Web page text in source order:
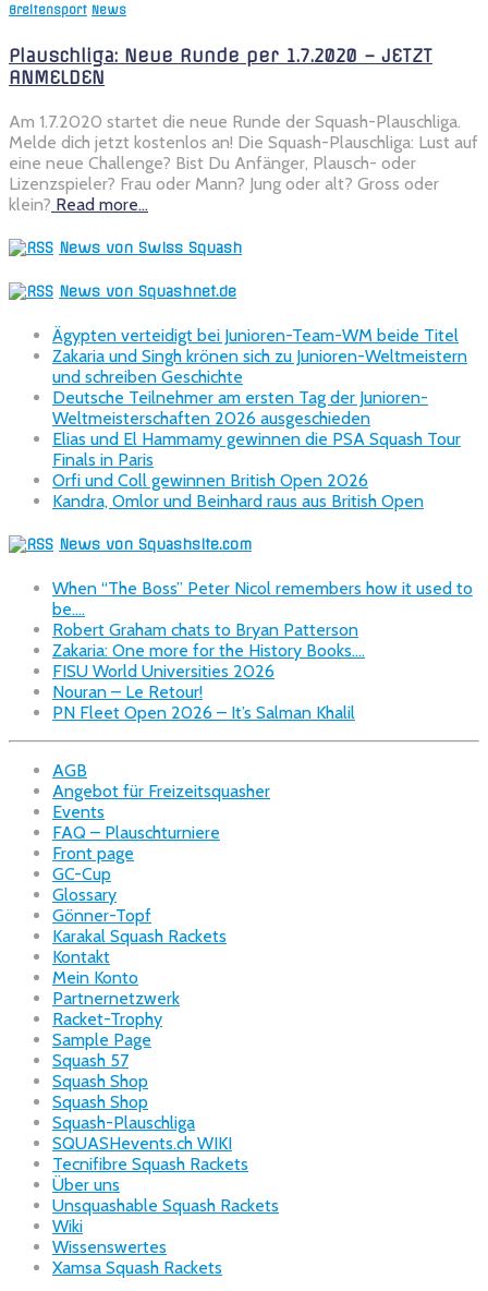
Breitensport News
Plauschliga: Neue Runde per 1.7.2020 – JETZT
ANMELDEN
Am 1.7.2020 startet die neue Runde der Squash-Plauschliga.
Melde dich jetzt kostenlos an! Die Squash-Plauschliga: Lust auf
eine neue Challenge? Bist Du Anfänger, Plausch- oder
Lizenzspieler? Frau oder Mann? Jung oder alt? Gross oder
klein? Read more…
News von Swiss Squash
News von Squashnet.de
Ägypten verteidigt bei Junioren-Team-WM beide Titel
Zakaria und Singh krönen sich zu Junioren-Weltmeistern
und schreiben Geschichte
Deutsche Teilnehmer am ersten Tag der Junioren-
Weltmeisterschaften 2026 ausgeschieden
Elias und El Hammamy gewinnen die PSA Squash Tour
Finals in Paris
Orfi und Coll gewinnen British Open 2026
Kandra, Omlor und Beinhard raus aus British Open
News von Squashsite.com
When “The Boss” Peter Nicol remembers how it used to
be….
Robert Graham chats to Bryan Patterson
Zakaria: One more for the History Books….
FISU World Universities 2026
Nouran – Le Retour!
PN Fleet Open 2026 – It’s Salman Khalil
AGB
Angebot für Freizeitsquasher
Events
FAQ – Plauschturniere
Front page
GC-Cup
Glossary
Gönner-Topf
Karakal Squash Rackets
Kontakt
Mein Konto
Partnernetzwerk
Racket-Trophy
Sample Page
Squash 57
Squash Shop
Squash Shop
Squash-Plauschliga
SQUASHevents.ch WIKI
Tecnifibre Squash Rackets
Über uns
Unsquashable Squash Rackets
Wiki
Wissenswertes
Xamsa Squash Rackets